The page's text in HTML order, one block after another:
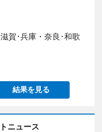
賀･兵庫・奈良･和歌
結果を見る
ニュース